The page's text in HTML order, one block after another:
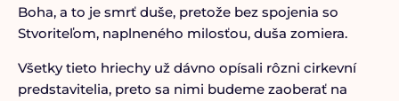
Boha, a to je smrť duše, pretože bez spojenia so
Stvoriteľom, naplneného milosťou, duša zomiera.
Všetky tieto hriechy už dávno opísali rôzni cirkevní
predstavitelia, preto sa nimi budeme zaoberať na